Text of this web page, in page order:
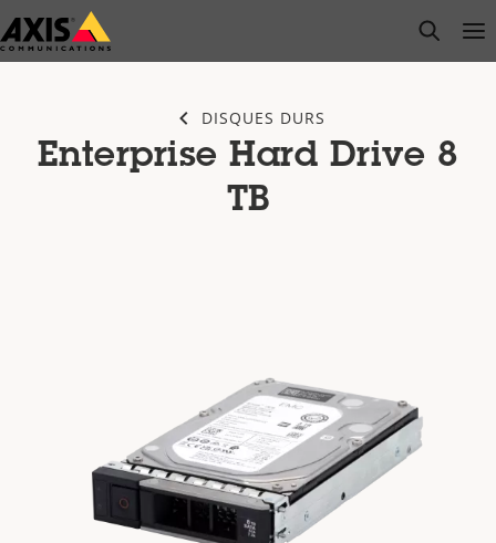
Passer
au
open
DISQUES DURS
Enterprise Hard Drive 8
TB